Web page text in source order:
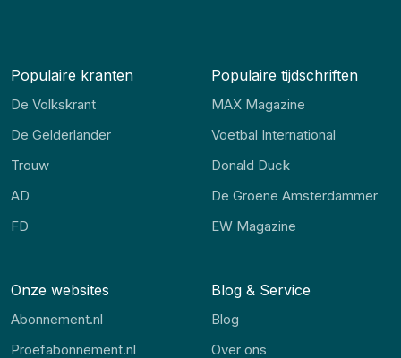
Populaire kranten
De Volkskrant
De Gelderlander
Trouw
AD
FD
Populaire tijdschriften
MAX Magazine
Voetbal International
Donald Duck
De Groene Amsterdammer
EW Magazine
Onze websites
Abonnement.nl
Proefabonnement.nl
Blog & Service
Blog
Over ons